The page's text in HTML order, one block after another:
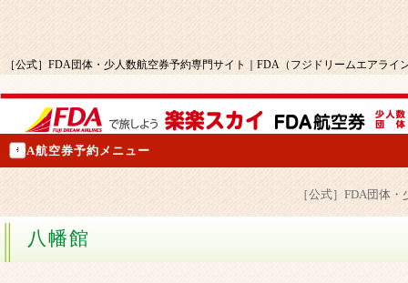
［公式］FDA団体・少人数航空券予約専門サイト｜FDA（フジドリームエアライ
FDA航空券予約メニュー
［公式］FDA団体
八幡館